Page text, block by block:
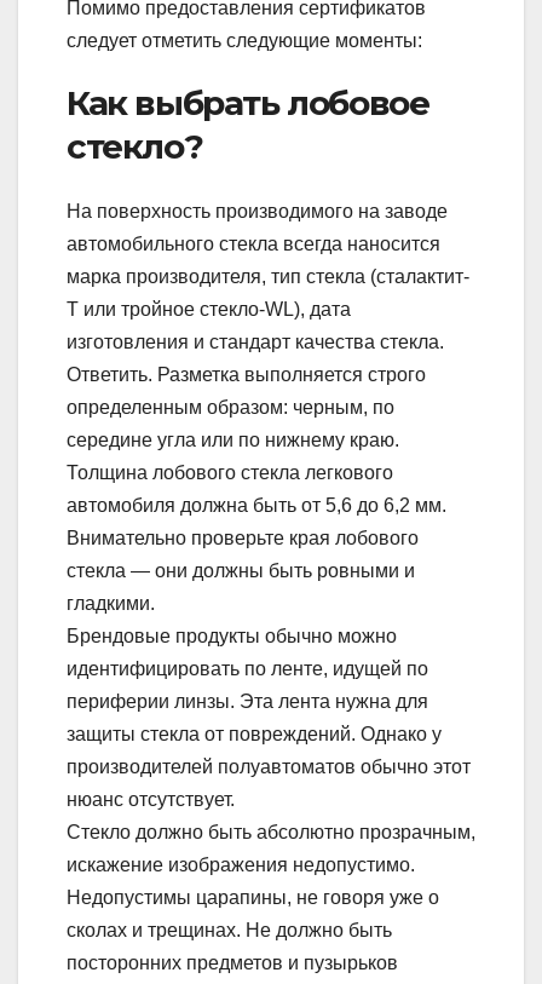
Помимо предоставления сертификатов
следует отметить следующие моменты:
Как выбрать лобовое
стекло?
На поверхность производимого на заводе
автомобильного стекла всегда наносится
марка производителя, тип стекла (сталактит-
Т или тройное стекло-WL), дата
изготовления и стандарт качества стекла.
Ответить. Разметка выполняется строго
определенным образом: черным, по
середине угла или по нижнему краю.
Толщина лобового стекла легкового
автомобиля должна быть от 5,6 до 6,2 мм.
Внимательно проверьте края лобового
стекла — они должны быть ровными и
гладкими.
Брендовые продукты обычно можно
идентифицировать по ленте, идущей по
периферии линзы. Эта лента нужна для
защиты стекла от повреждений. Однако у
производителей полуавтоматов обычно этот
нюанс отсутствует.
Стекло должно быть абсолютно прозрачным,
искажение изображения недопустимо.
Недопустимы царапины, не говоря уже о
сколах и трещинах. Не должно быть
посторонних предметов и пузырьков